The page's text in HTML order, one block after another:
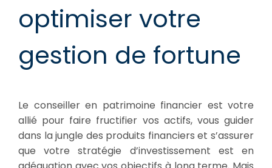
optimiser votre
gestion de fortune
Le conseiller en patrimoine financier est votre
allié pour faire fructifier vos actifs, vous guider
dans la jungle des produits financiers et s’assurer
que votre stratégie d’investissement est en